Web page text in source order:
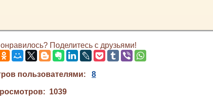
Поделитесь с друзьями!
пользователями: 8
1039